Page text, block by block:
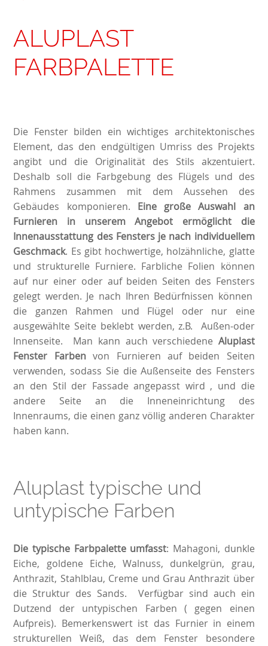
ALUPLAST
FARBPALETTE
Die Fenster bilden ein wichtiges architektonisches
Element, das den endgültigen Umriss des Projekts
angibt und die Originalität des Stils akzentuiert.
Deshalb soll die Farbgebung des Flügels und des
Rahmens zusammen mit dem Aussehen des
Gebäudes komponieren. Eine große Auswahl an
Furnieren in unserem Angebot ermöglicht die
Innenausstattung des Fensters je nach individuellem
Geschmack. Es gibt hochwertige, holzähnliche, glatte
und strukturelle Furniere. Farbliche Folien können
auf nur einer oder auf beiden Seiten des Fensters
gelegt werden. Je nach Ihren Bedürfnissen können
die ganzen Rahmen und Flügel oder nur eine
ausgewählte Seite beklebt werden, z.B. Außen-oder
Innenseite. Man kann auch verschiedene Aluplast
Fenster Farbenvon Furnieren auf beiden Seiten
verwenden, sodass Sie die Außenseite des Fensters
an den Stil der Fassade angepasst wird , und die
andere Seite an die Inneneinrichtung des
Innenraums, die einen ganz völlig anderen Charakter
haben kann.
Aluplast typische und
untypische Farben
Die typische Farbpalette umfasst: Mahagoni, dunkle
Eiche, goldene Eiche, Walnuss, dunkelgrün, grau,
Anthrazit, Stahlblau, Creme und Grau Anthrazit über
die Struktur des Sands. Verfügbar sind auch ein
Dutzend der untypischen Farben ( gegen einen
Aufpreis). Bemerkenswert ist das Furnier in einem
strukturellen Weiß, das dem Fenster besondere